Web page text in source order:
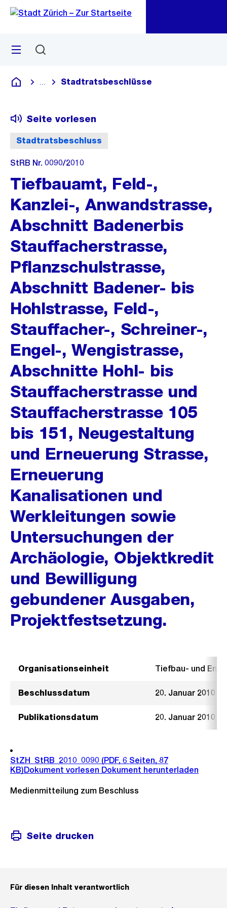
Navigation
Sprunglink
Menü
Deutsch
Blende alle Breadcrumbs ein
Stadtratsbeschlüsse
Stadtratsbeschluss
Seite vorlesen
StRB Nr. 0090/2010
Tiefbauamt, Feld-,
Kanzlei-, Anwandstrasse,
Abschnitt Badenerbis
Stauffacherstrasse,
Pflanzschulstrasse,
Abschnitt Badener- bis
Hohlstrasse, Feld-,
Stauffacher-, Schreiner-,
Engel-, Wengistrasse,
Abschnitte Hohl- bis
Stauffacherstrasse und
Stauffacherstrasse 105
bis 151, Neugestaltung
und Erneuerung Strasse,
Erneuerung
Kanalisationen und
Werkleitungen sowie
Untersuchungen der
Archäologie, Objektkredit
und Bewilligung
gebundener Ausgaben,
Projektfestsetzung.
Organisationseinheit Tiefbau- und
Beschlussdatum 20. Januar 2010
Publikationsdatum 20. Januar 2010
StZH_StRB_2010_0090 (PDF, 6 Seiten, 87
KB)Dokument vorlesen Dokument herunterladen
Medienmitteilung zum Beschluss
Seite drucken
Für diesen Inhalt verantwortlich